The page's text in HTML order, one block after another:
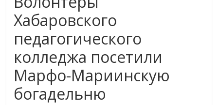
Хабаровского
педагогического
колледжа посетили
Марфо-Мариинскую
богадельню